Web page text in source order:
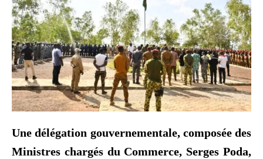
Une délégation gouvernementale, composée des
Ministres chargés du Commerce, Serges Poda,